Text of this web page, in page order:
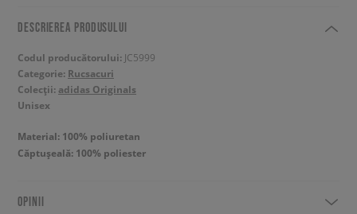
DESCRIEREA PRODUSULUI
Codul producătorului: JC5999
Categorie: Rucsacuri
Colecții: adidas Originals
Unisex
Material: 100% poliuretan
Căptușeală: 100% poliester
OPINII